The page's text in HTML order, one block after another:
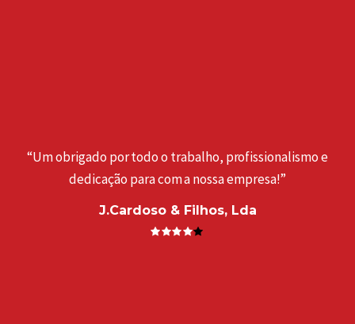
“Um obrigado por todo o trabalho, profissionalismo e
dedicação para com a nossa empresa!”
J.Cardoso & Filhos, Lda